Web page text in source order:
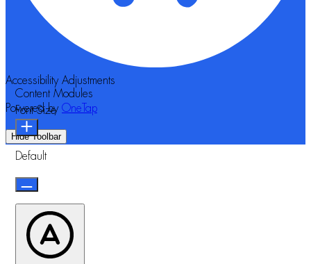
Accessibility Adjustments
Powered by OneTap
Hide Toolbar
Content Modules
Font Size
Default